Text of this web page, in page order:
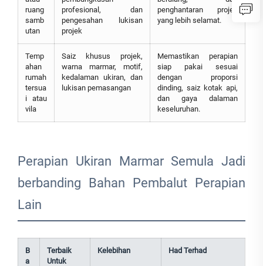
ruang
samb
utan
profesional, dan
pengesahan lukisan
projek
penghantaran projek
yang lebih selamat.
Temp
ahan
rumah
tersua
i atau
vila
Saiz khusus projek,
warna marmar, motif,
kedalaman ukiran, dan
lukisan pemasangan
Memastikan perapian
siap pakai sesuai
dengan proporsi
dinding, saiz kotak api,
dan gaya dalaman
keseluruhan.
Perapian Ukiran Marmar Semula Jadi
berbanding Bahan Pembalut Perapian
Lain
B
a
Terbaik
Untuk
Kelebihan Had Terhad